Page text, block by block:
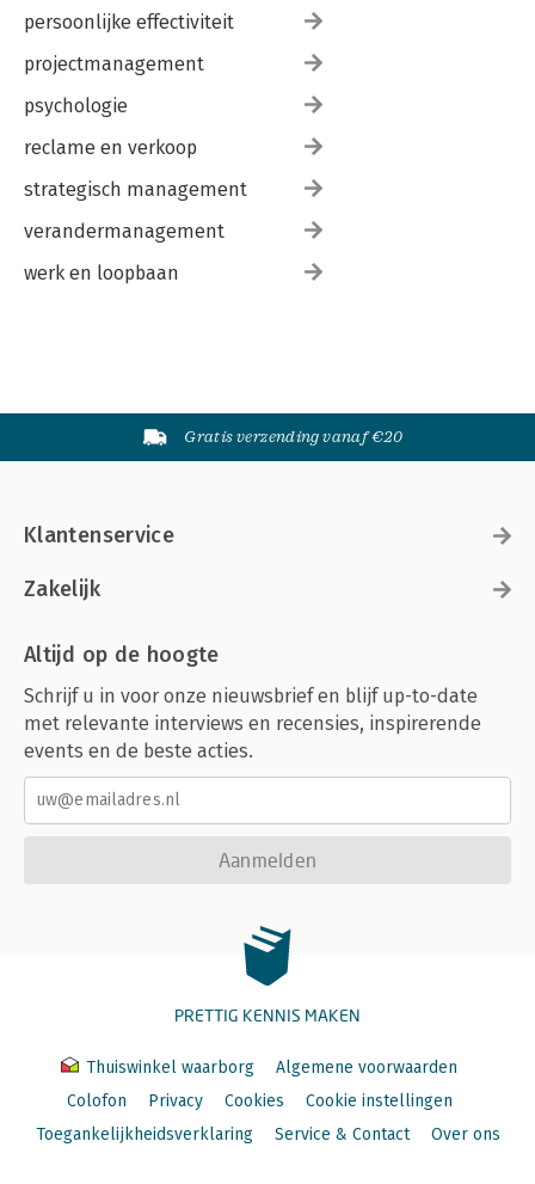
persoonlijke effectiviteit
projectmanagement
psychologie
reclame en verkoop
strategisch management
verandermanagement
werk en loopbaan
Gratis verzending vanaf €20
Klantenservice
Zakelijk
Altijd op de hoogte
Schrijf u in voor onze nieuwsbrief en blijf up-to-date
met relevante interviews en recensies, inspirerende
events en de beste acties.
Aanmelden
PRETTIG KENNIS MAKEN
Thuiswinkel waarborg
Algemene voorwaarden
Colofon
Privacy Cookies
Cookie instellingen
Toegankelijkheidsverklaring
Service & Contact Over ons